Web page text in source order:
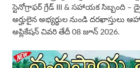
స్టెనోగ్రాఫర్ గ్రేడ్ III & సహాయక సిబ్బంది –
అర్హులైన అభ్యర్థుల నుండి దరఖాస్తులు
అప్లికేషన్ చివరి తేదీ 08 జూన్ 2026.